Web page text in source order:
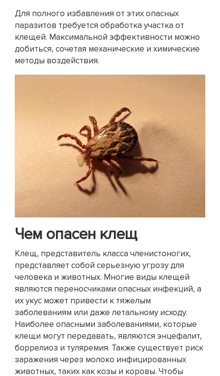
Для полного избавления от этих опасных
паразитов требуется обработка участка от
клещей. Максимальной эффективности можно
добиться, сочетая механические и химические
методы воздействия.
Чем опасен клещ
Клещ, представитель класса членистоногих,
представляет собой серьезную угрозу для
человека и животных. Многие виды клещей
являются переносчиками опасных инфекций, а
их укус может привести к тяжелым
заболеваниям или даже летальному исходу.
Наиболее опасными заболеваниями, которые
клещи могут передавать, являются энцефалит,
боррелиоз и туляремия. Также существует риск
заражения через молоко инфицированных
животных, таких как козы и коровы. Чтобы